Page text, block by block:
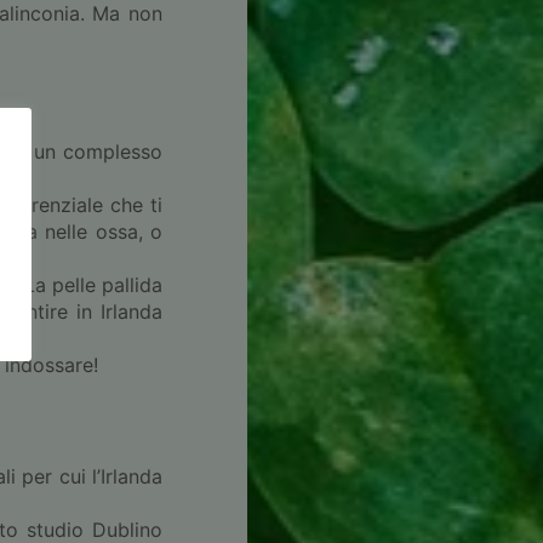
Ma non
un complesso
che ti
nelle ossa, o
La pelle pallida
in Irlanda
per cui l’Irlanda
studio Dublino